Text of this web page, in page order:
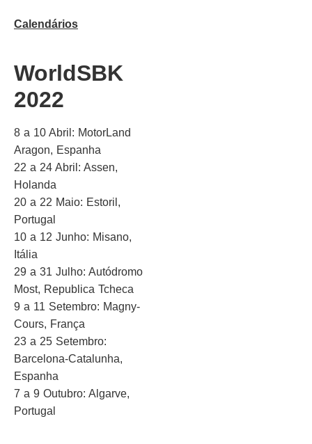
Calendários
WorldSBK
2022
8 a 10 Abril: MotorLand
Aragon, Espanha
22 a 24 Abril: Assen,
Holanda
20 a 22 Maio: Estoril,
Portugal
10 a 12 Junho: Misano,
Itália
29 a 31 Julho: Autódromo
Most, Republica Tcheca
9 a 11 Setembro: Magny-
Cours, França
23 a 25 Setembro:
Barcelona-Catalunha,
Espanha
7 a 9 Outubro: Algarve,
Portugal